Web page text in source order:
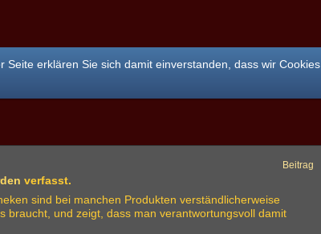
erklären Sie sich damit einverstanden, dass wir Cookies
verfasst.
Beitrag
sind bei manchen Produkten verständlicherweise
braucht, und zeigt, dass man verantwortungsvoll damit